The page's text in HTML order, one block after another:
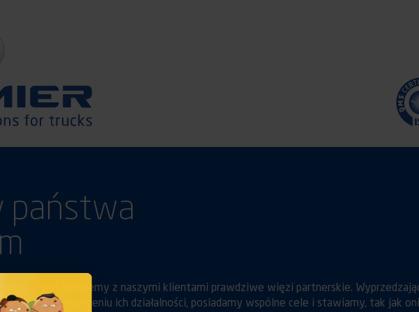
państwa
handlowymi, budujemy z naszymi klientami prawdziwe więzi partnerskie.
w prowadzeniu ich działalności, posiadamy wspólne cele i stawiamy, tak jak